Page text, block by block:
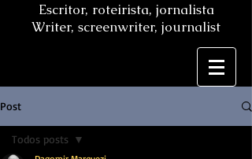
Escritor, roteirista, jornalista
Writer, screenwriter, journalist
Post
Todos posts